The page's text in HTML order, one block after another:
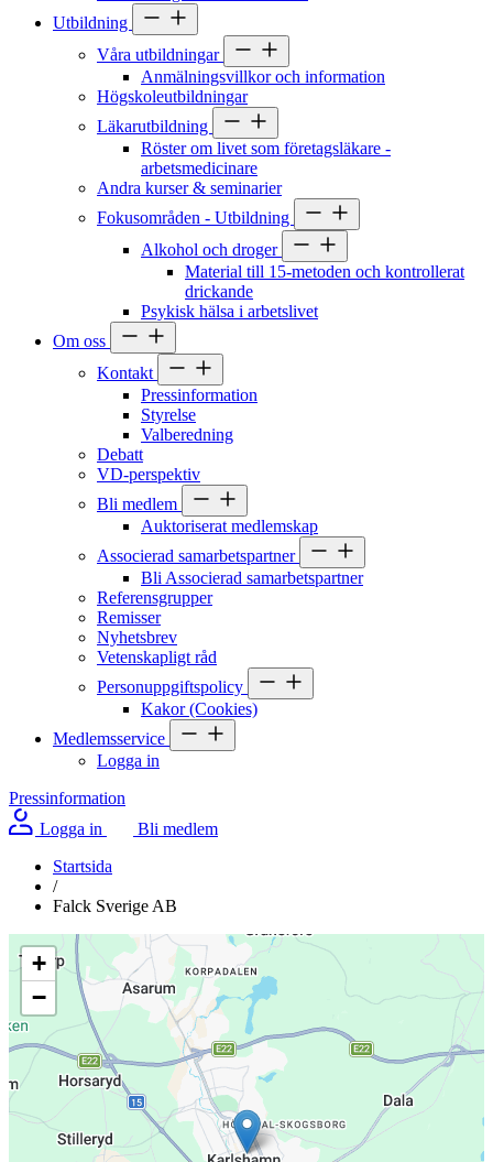
Utbildning
Våra utbildningar
Anmälningsvillkor och information
Högskoleutbildningar
Läkarutbildning
Röster om livet som företagsläkare -
arbetsmedicinare
Andra kurser & seminarier
Fokusområden - Utbildning
Alkohol och droger
Material till 15-metoden och kontrollerat
drickande
Psykisk hälsa i arbetslivet
Om oss
Kontakt
Pressinformation
Styrelse
Valberedning
Debatt
VD-perspektiv
Bli medlem
Auktoriserat medlemskap
Associerad samarbetspartner
Bli Associerad samarbetspartner
Referensgrupper
Remisser
Nyhetsbrev
Vetenskapligt råd
Personuppgiftspolicy
Kakor (Cookies)
Medlemsservice
Logga in
Pressinformation
Logga in
Bli medlem
Startsida
/
Falck Sverige AB
+
−